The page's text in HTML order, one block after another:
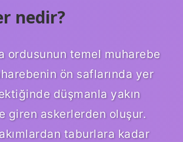
nedir?
ordusunun temel muharebe
ön saflarında yer
düşmanla yakın
giren askerlerden oluşur.
taburlara kadar